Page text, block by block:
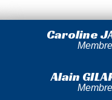
Caroline
Membre
Alain
Membre